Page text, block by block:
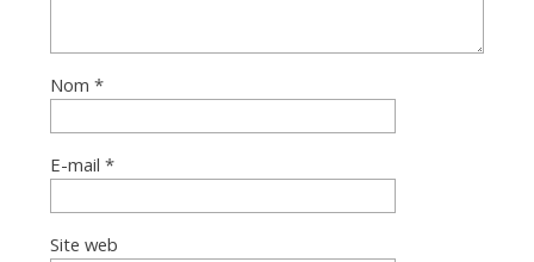
Nom *
E-mail *
Site web